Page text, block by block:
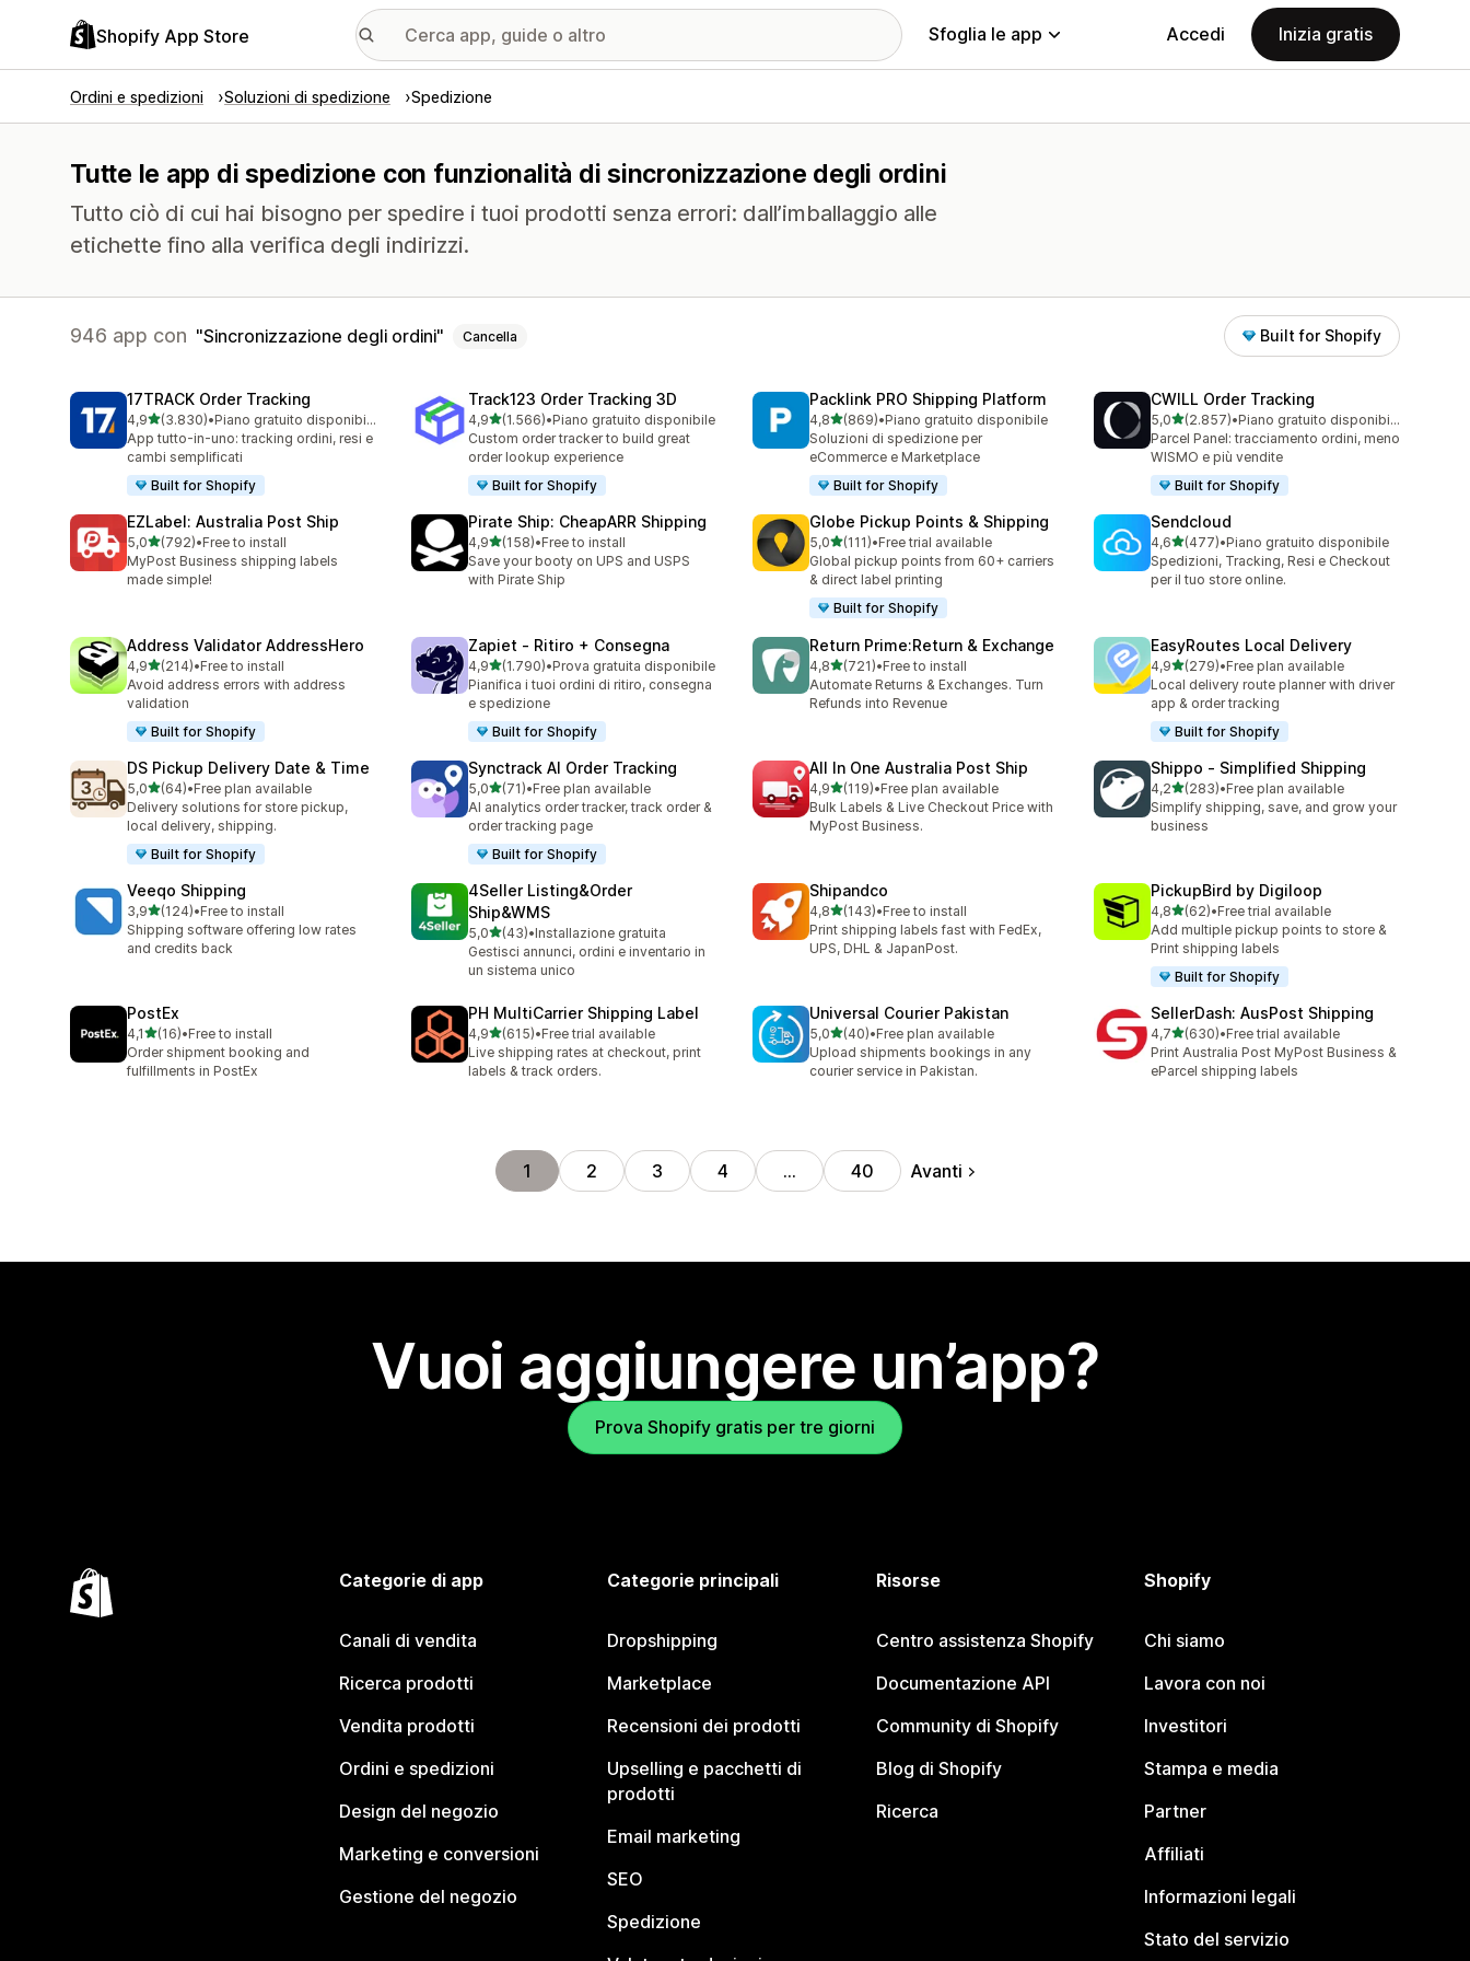
Shopify App Store Sfoglia le app Accedi Inizia gratis
Ordini e spedizioni Soluzioni di spedizione Spedizione
Tutte le app di spedizione con funzionalità di sincronizzazione degli ordini
Tutto ciò di cui hai bisogno per spedire i tuoi prodotti senza errori: dall’imballaggio alle
etichette fino alla verifica degli indirizzi.
946 app con Sincronizzazione degli ordini Cancella Built for Shopify
17TRACK Order Tracking
4,9stelle su 5
(3.830)
3830 recensioni totali
•
Piano gratuito disponibile
App tutto-in-uno: tracking ordini, resi e
cambi semplificati
Built for Shopify
Track123 Order Tracking 3D
4,9stelle su 5
(1.566)
1566 recensioni totali
•Piano gratuito disponibile
Custom order tracker to build great
order lookup experience
Built for Shopify
Packlink PRO Shipping Platform
4,8stelle su 5
(869)
869 recensioni totali
•Piano gratuito disponibile
Soluzioni di spedizione per
eCommerce e Marketplace
Built for Shopify
CWILL Order Tracking
5,0stelle su 5
(2.857)
2857 recensioni totali
•
Piano gratuito disponibile
Parcel Panel: tracciamento ordini, meno
WISMO e più vendite
Built for Shopify
EZLabel: Australia Post Ship
5,0stelle su 5
(792)
792 recensioni totali
•Free to install
MyPost Business shipping labels
made simple!
Pirate Ship: CheapARR Shipping
4,9stelle su 5
(158)
158 recensioni totali
•Free to install
Save your booty on UPS and USPS
with Pirate Ship
Globe Pickup Points & Shipping
5,0stelle su 5
(111)
111 recensioni totali
•Free trial available
Global pickup points from 60+ carriers
& direct label printing
Built for Shopify
Sendcloud
4,6stelle su 5
(477)
477 recensioni totali
•Piano gratuito disponibile
Spedizioni, Tracking, Resi e Checkout
per il tuo store online.
Address Validator AddressHero
4,9stelle su 5
(214)
214 recensioni totali
•Free to install
Avoid address errors with address
validation
Built for Shopify
Zapiet ‑ Ritiro + Consegna
4,9stelle su 5
(1.790)
1790 recensioni totali
•Prova gratuita disponibile
Pianifica i tuoi ordini di ritiro, consegna
e spedizione
Built for Shopify
Return Prime:Return & Exchange
4,8stelle su 5
(721)
721 recensioni totali
•Free to install
Automate Returns & Exchanges. Turn
Refunds into Revenue
EasyRoutes Local Delivery
4,9stelle su 5
(279)
279 recensioni totali
•Free plan available
Local delivery route planner with driver
app & order tracking
Built for Shopify
DS Pickup Delivery Date & Time
5,0stelle su 5
(64)
64 recensioni totali
•Free plan available
Delivery solutions for store pickup,
local delivery, shipping.
Built for Shopify
Synctrack AI Order Tracking
5,0stelle su 5
(71)
71 recensioni totali
•Free plan available
AI analytics order tracker, track order &
order tracking page
Built for Shopify
All In One Australia Post Ship
4,9stelle su 5
(119)
119 recensioni totali
•Free plan available
Bulk Labels & Live Checkout Price with
MyPost Business.
Shippo ‑ Simplified Shipping
4,2stelle su 5
(283)
283 recensioni totali
•Free plan available
Simplify shipping, save, and grow your
business
Veeqo Shipping
3,9stelle su 5
(124)
124 recensioni totali
•Free to install
Shipping software offering low rates
and credits back
4Seller Listing&Order
Ship&WMS
5,0stelle su 5
(43)
43 recensioni totali
•Installazione gratuita
Gestisci annunci, ordini e inventario in
un sistema unico
Shipandco
4,8stelle su 5
(143)
143 recensioni totali
•Free to install
Print shipping labels fast with FedEx,
UPS, DHL & JapanPost.
PickupBird by Digiloop
4,8stelle su 5
(62)
62 recensioni totali
•Free trial available
Add multiple pickup points to store &
Print shipping labels
Built for Shopify
PostEx
4,1stelle su 5
(16)
16 recensioni totali
•Free to install
Order shipment booking and
fulfillments in PostEx
PH MultiCarrier Shipping Label
4,9stelle su 5
(615)
615 recensioni totali
•Free trial available
Live shipping rates at checkout, print
labels & track orders.
Universal Courier Pakistan
5,0stelle su 5
(40)
40 recensioni totali
•Free plan available
Upload shipments bookings in any
courier service in Pakistan.
SellerDash: AusPost Shipping
4,7stelle su 5
(630)
630 recensioni totali
•Free trial available
Print Australia Post MyPost Business &
eParcel shipping labels
1 2 3 4 … 40 Avanti
Vuoi aggiungere un’app?
Prova Shopify gratis per tre giorni
Categorie di app
Canali di vendita
Ricerca prodotti
Vendita prodotti
Ordini e spedizioni
Design del negozio
Marketing e conversioni
Gestione del negozio
Categorie principali
Dropshipping
Marketplace
Recensioni dei prodotti
Upselling e pacchetti di
prodotti
Email marketing
SEO
Spedizione
Risorse
Centro assistenza Shopify
Documentazione API
Community di Shopify
Blog di Shopify
Ricerca
Shopify
Chi siamo
Lavora con noi
Investitori
Stampa e media
Partner
Affiliati
Informazioni legali
Stato del servizio